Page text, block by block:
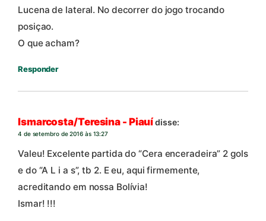
Lucena de lateral. No decorrer do jogo trocando
posiçao.
O que acham?
Responder
Ismarcosta/Teresina - Piauídisse:
4 de setembro de 2016 às 13:27
Valeu! Excelente partida do “Cera enceradeira” 2 gols
e do “A L i a s”, tb 2. E eu, aqui firmemente,
acreditando em nossa Bolívia!
Ismar! !!!